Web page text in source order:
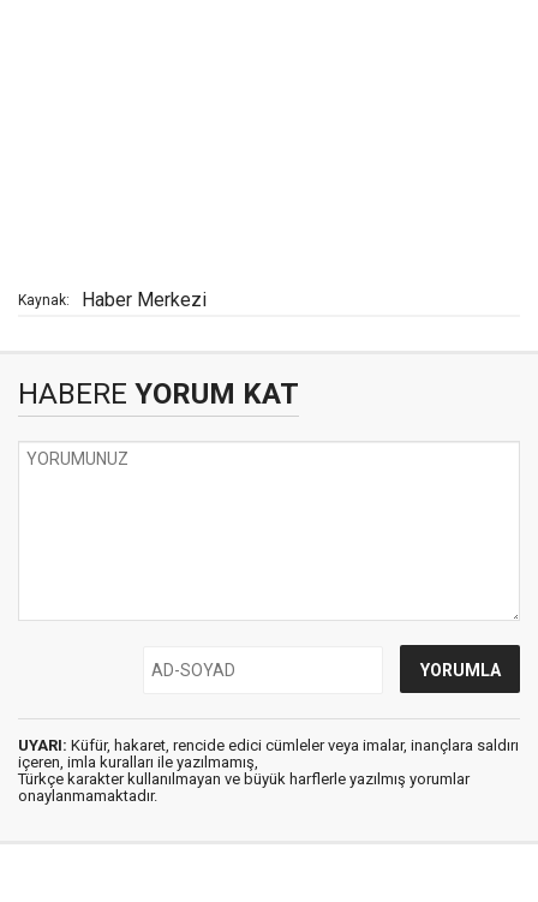
Kaynak: Haber Merkezi
HABERE YORUM KAT
UYARI: Küfür, hakaret, rencide edici cümleler veya imalar, inançlara saldırı
içeren, imla kuralları ile yazılmamış,
Türkçe karakter kullanılmayan ve büyük harflerle yazılmış yorumlar
onaylanmamaktadır.